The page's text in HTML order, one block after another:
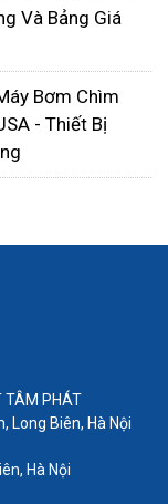
ngăn cháy
khối,
không lo sợ
Và Bảng Giá
Bơm Chìm
- Thiết Bị
TÂM PHÁT
Long Biên, Hà Nội
Hà Nội